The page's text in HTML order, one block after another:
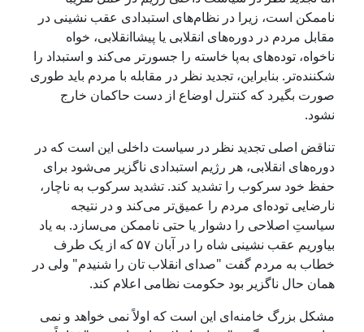
ناممکن است، زیرا در نظام‌های استبدادی عقب نشینی در
مقابل مردم در دوره‌های انقلابی یا پیشاانقلابی، خواه
ناخواه، توده‌های به‌پا خاسته را جسورتر می‌کند و استبداد را
شکننده‌تر. بنابراین، تجدید نظر در مقابله با مردم باید طوری
صورت بگیرد که کنترل اوضاع از دست حاکمان خارج
نشود.
تناقض اصلی تجدید نظر در سیاست داخلی این است که در
دوره‌های انقلابی، هر رژیم استبدادی ناگزیر می‌شود برای
حفظ خود سرکوب را تشدید کند. تشدید سرکوب به ناچار،
نارضایی توده‌ای مردم را عمیق‌تر می‌کند و در نتیجه
سیاستِ اصلاحی را دشوار یا حتی ناممکن می‌سازد. به یاد
بیاوریم عقب نشینی شاه را در آبان ۵۷ که از یک طرف
خطاب به مردم گفت "صدای انقلاب تان را شنیدم" ولی در
همان حال ناگزیر بود حکومت نظامی اعلام کند.
مشکل بزرگ خامنه‌ای این است که اولاً نمی خواهد و نمی